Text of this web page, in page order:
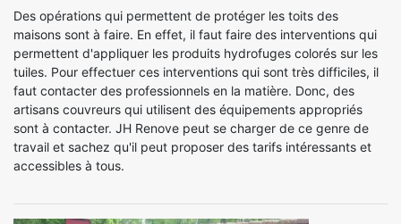
Des opérations qui permettent de protéger les toits des
maisons sont à faire. En effet, il faut faire des interventions qui
permettent d'appliquer les produits hydrofuges colorés sur les
tuiles. Pour effectuer ces interventions qui sont très difficiles, il
faut contacter des professionnels en la matière. Donc, des
artisans couvreurs qui utilisent des équipements appropriés
sont à contacter. JH Renove peut se charger de ce genre de
travail et sachez qu'il peut proposer des tarifs intéressants et
accessibles à tous.